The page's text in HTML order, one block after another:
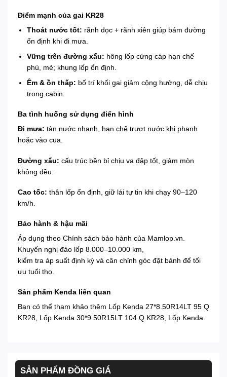
Điểm mạnh của gai KR28
Thoát nước tốt: rãnh dọc + rãnh xiên giúp bám đường
ổn định khi đi mưa.
Vững trên đường xấu: hông lốp cứng cáp hạn chế
phù, mẻ; khung lốp ổn định.
Êm & ồn thấp: bố trí khối gai giảm cộng hưởng, dễ chịu
trong cabin.
Ba tình huống sử dụng điển hình
Đi mưa: tản nước nhanh, hạn chế trượt nước khi phanh
hoặc vào cua.
Đường xấu: cấu trúc bền bỉ chịu va đập tốt, giảm mòn
không đều.
Cao tốc: thân lốp ổn định, giữ lái tự tin khi chạy 90–120
km/h.
Bảo hành & hậu mãi
Áp dụng theo Chính sách bảo hành của Mamlop.vn.
Khuyến nghị đảo lốp 8.000–10.000 km,
kiểm tra áp suất định kỳ và cân chỉnh góc đặt bánh để tối
ưu tuổi thọ.
Sản phẩm Kenda liên quan
Bạn có thể tham khảo thêm Lốp Kenda 27*8.50R14LT 95 Q
KR28, Lốp Kenda 30*9.50R15LT 104 Q KR28, Lốp Kenda.
SẢN PHẨM ĐỒNG GIÁ